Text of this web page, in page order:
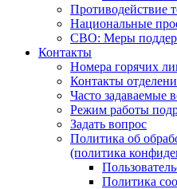
Противодействие
Национальные
СВО: Меры
Контакты
Номера горячих
Контакты
Часто задаваемые
Режим работы
Задать вопрос
Политика об
(политика
Политика